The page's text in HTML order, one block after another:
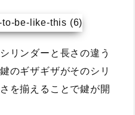
リンダーと長さの違う
のギザギザがそのシリ
を揃えることで鍵が開